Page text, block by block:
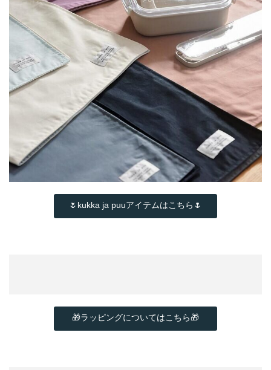
🌷kukka ja puuアイテムはこちら🌷
🎁ラッピングについてはこちら🎁